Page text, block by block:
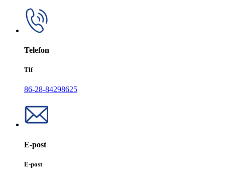
Telefon
Tlf
86-28-84298625
E-post
E-post